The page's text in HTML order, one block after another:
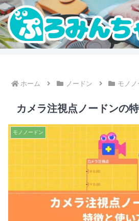
ホーム ノードン モノノ
カメラ注視点ノードンの
モノノードン